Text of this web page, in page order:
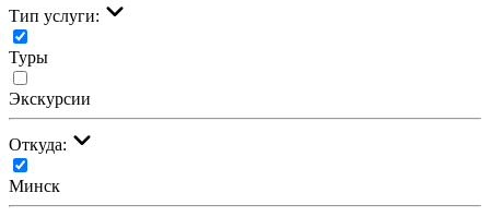
Тип услуги:
Туры
Экскурсии
Откуда:
Минск